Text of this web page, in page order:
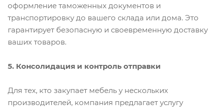
оформление таможенных документов и
транспортировку до вашего склада или дома. Это
гарантирует безопасную и своевременную доставку
ваших товаров.
5. Консолидация и контроль отправки
Для тех, кто закупает мебель у нескольких
производителей, компания предлагает услугу